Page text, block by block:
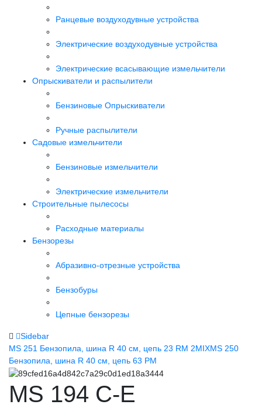
Ранцевые воздуходувные устройства
Электрические воздуходувные устройства
Электрические всасывающие измельчители
Опрыскиватели и распылители
Бензиновые Опрыскиватели
Ручные распылители
Садовые измельчители
Бензиновые измельчители
Электрические измельчители
Строительные пылесосы
Расходные материалы
Бензорезы
Абразивно-отрезные устройства
Бензобуры
Цепные бензорезы
Sidebar
MS 251 Бензопила, шина R 40 см, цепь 23 RM 2MIXMS 250
Бензопила, шина R 40 см, цепь 63 PM
MS 194 С-Е